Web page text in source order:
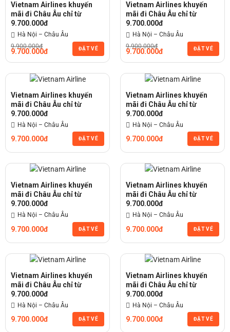
Vietnam Airlines khuyến
mãi đi Châu Âu chỉ từ
9.700.000đ
Hà Nội – Châu Âu
9.900.000đ
9.700.000đ ĐẶT VÉ
Vietnam Airlines khuyến
mãi đi Châu Âu chỉ từ
9.700.000đ
Hà Nội – Châu Âu
9.900.000đ
9.700.000đ ĐẶT VÉ
Vietnam Airlines khuyến
mãi đi Châu Âu chỉ từ
9.700.000đ
Hà Nội – Châu Âu
9.700.000đ ĐẶT VÉ
Vietnam Airlines khuyến
mãi đi Châu Âu chỉ từ
9.700.000đ
Hà Nội – Châu Âu
9.700.000đ ĐẶT VÉ
Vietnam Airlines khuyến
mãi đi Châu Âu chỉ từ
9.700.000đ
Hà Nội – Châu Âu
9.700.000đ ĐẶT VÉ
Vietnam Airlines khuyến
mãi đi Châu Âu chỉ từ
9.700.000đ
Hà Nội – Châu Âu
9.700.000đ ĐẶT VÉ
Vietnam Airlines khuyến
mãi đi Châu Âu chỉ từ
9.700.000đ
Hà Nội – Châu Âu
9.700.000đ ĐẶT VÉ
Vietnam Airlines khuyến
mãi đi Châu Âu chỉ từ
9.700.000đ
Hà Nội – Châu Âu
9.700.000đ ĐẶT VÉ